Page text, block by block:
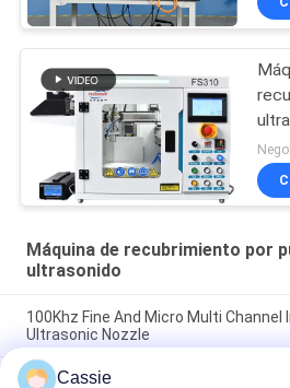
Máquina de recubrimiento por
ultrasonido
100Khz Fine And Micro Multi
Ultrasonic Nozzle
Línea de producción para jeringa
Cassie